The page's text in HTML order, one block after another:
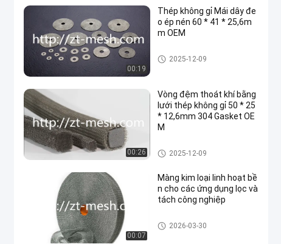
00:19
Thép không gỉ Mái dây đe
o ép nén 60 * 41 * 25,6m
m OEM
Lưới dệt kim nén
2025-12-09
00:26
Vòng đệm thoát khí bằng
lưới thép không gỉ 50 * 25
* 12,6mm 304 Gasket OE
M
Lưới dệt kim nén
2025-12-09
00:07
Màng kim loại linh hoạt bề
n cho các ứng dụng lọc và
tách công nghiệp
Lưới dệt kim nén
2026-03-30